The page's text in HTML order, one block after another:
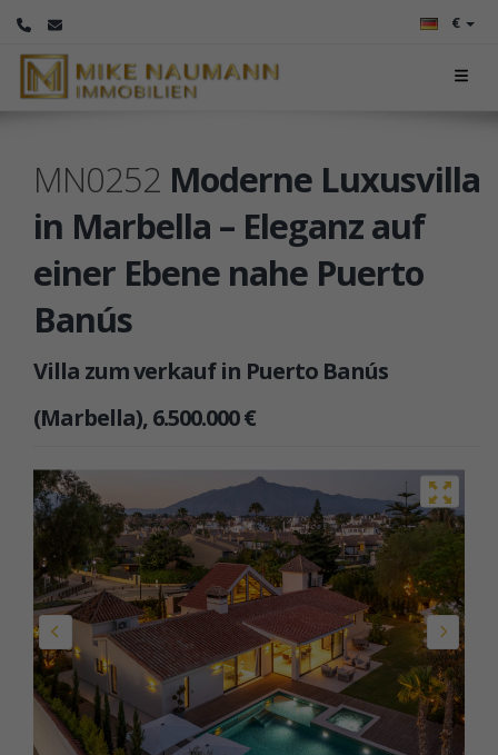
€
MN0252 Moderne Luxusvilla
in Marbella – Eleganz auf
einer Ebene nahe Puerto
Banús
Villa zum verkauf in Puerto Banús
(Marbella), 6.500.000 €